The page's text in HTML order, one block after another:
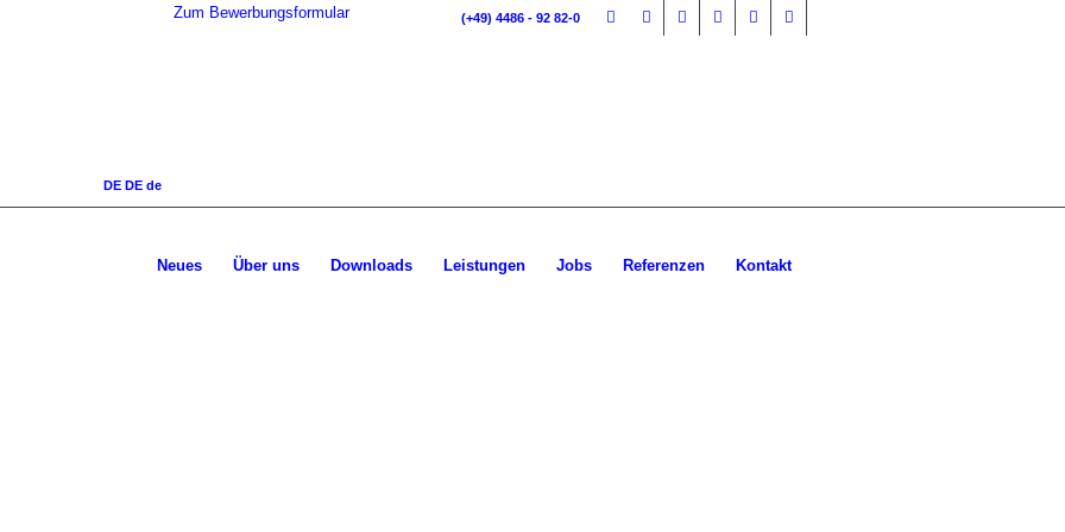
DE DE de
(+49) 4486 - 92 82-0
Zum Bewerbungsformular
Neues Über uns Downloads Leistungen Jobs Referenzen Kontakt